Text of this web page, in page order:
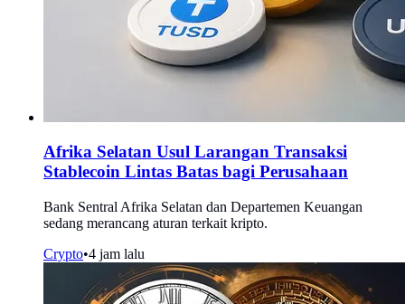
Afrika Selatan Usul Larangan Transaksi
Stablecoin Lintas Batas bagi Perusahaan
Bank Sentral Afrika Selatan dan Departemen Keuangan
sedang merancang aturan terkait kripto.
Crypto•4 jam lalu